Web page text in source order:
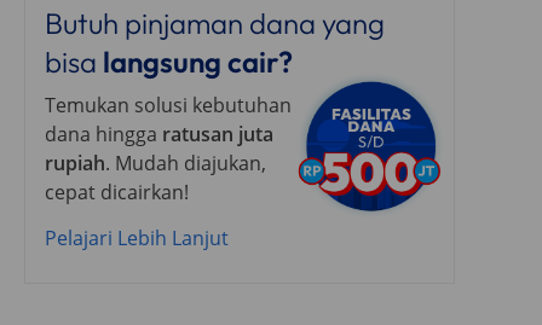
Butuh pinjaman dana yang
bisa langsung cair?
Temukan solusi kebutuhan
dana hingga ratusan juta
rupiah. Mudah diajukan,
cepat dicairkan!
Pelajari Lebih Lanjut